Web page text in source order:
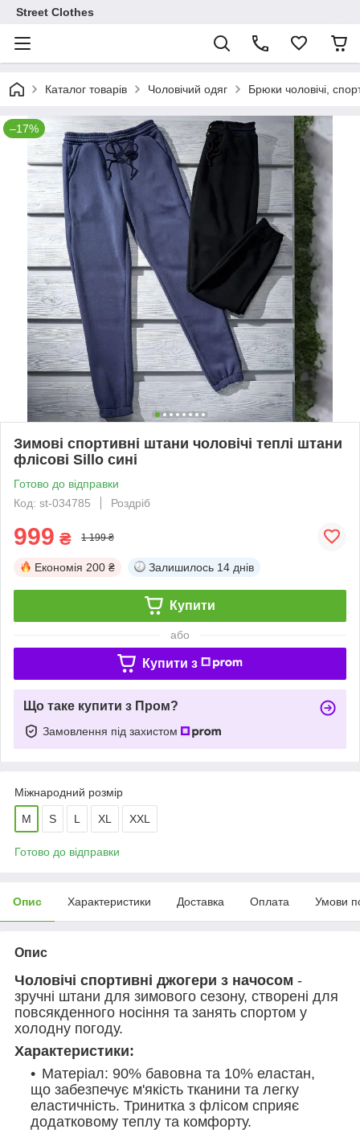
Street Clothes
Каталог товарів Чоловічий одяг Брюки чоловічі,
–17%
Зимові спортивні штани чоловічі теплі штани
флісові Sillo сині
Готово до відправки
Код: st-034785
Роздріб
999 ₴ 1 199 ₴
Економія 200 ₴ Залишилось 14 днів
Купити
або
Купити з
Що таке купити з Пром?
Замовлення під захистом
Міжнародний розмір
M S L XL XXL
Готово до відправки
Опис Характеристики Доставка Оплата Умови
Опис
Чоловічі спортивні джогери з начосом -
зручні штани для зимового сезону, створені для
повсякденного носіння та занять спортом у
холодну погоду.
Характеристики:
Матеріал: 90% бавовна та 10% еластан,
що забезпечує м'якість тканини та легку
еластичність. Тринитка з флісом сприяє
додатковому теплу та комфорту.